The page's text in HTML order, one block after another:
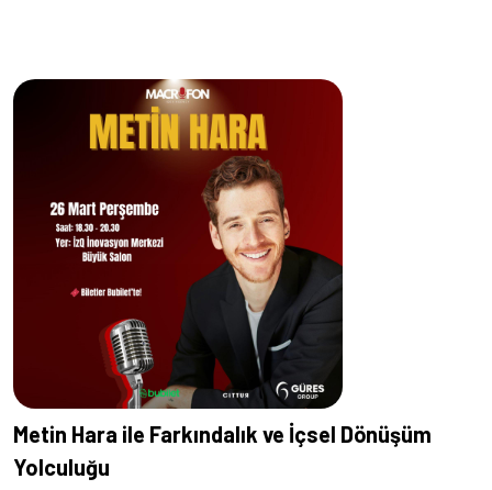
Metin Hara ile Farkındalık ve İçsel Dönüşüm
Yolculuğu